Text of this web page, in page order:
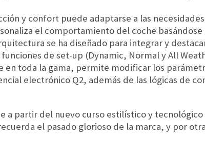
y confort puede adaptarse a las
el comportamiento del coche
se ha diseñado para integrar y
de set-up (Dynamic, Normal y All
en toda la gama, permite modificar los
electrónico Q2, además de las lógicas de
a partir del nuevo curso estilístico y
el pasado glorioso de la marca, y por